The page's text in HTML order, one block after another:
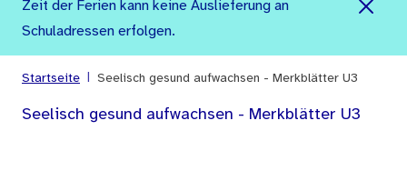
Zeit der Ferien kann keine Auslieferung an
Schuladressen erfolgen.
Startseite Seelisch gesund aufwachsen - Merkblätter U3
Seelisch gesund aufwachsen - Merkblätter U3